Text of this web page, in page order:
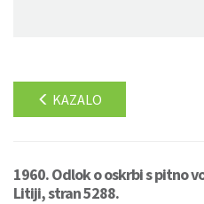
KAZALO
1960. Odlok o oskrbi s pitno
Litiji, stran 5288.